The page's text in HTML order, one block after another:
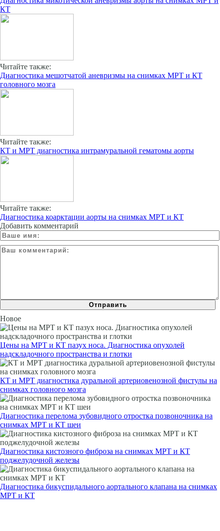
КТ
Читайте также:
Диагностика мешотчатой аневризмы на снимках МРТ и КТ
головного мозга
Читайте также:
КТ и МРТ диагностика интрамуральной гематомы аорты
Читайте также:
Диагностика коарктации аорты на снимках МРТ и КТ
Добавить комментарий
Новое
Цены на МРТ и КТ пазух носа. Диагностика опухолей
надскладочного пространства и глотки
КТ и МРТ диагностика дуральной артериовенозной фистулы на
снимках головного мозга
Диагностика перелома зубовидного отростка позвоночника на
снимках МРТ и КТ шеи
Диагностика кистозного фиброза на снимках МРТ и КТ
поджелудочной железы
Диагностика бикуспидального аортального клапана на снимках
МРТ и КТ